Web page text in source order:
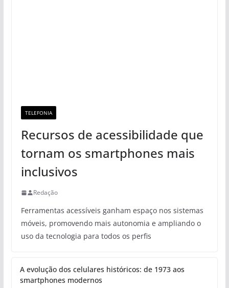
TELEFONIA
Recursos de acessibilidade que
tornam os smartphones mais
inclusivos
Redação
Ferramentas acessíveis ganham espaço nos sistemas
móveis, promovendo mais autonomia e ampliando o
uso da tecnologia para todos os perfis
A evolução dos celulares históricos: de 1973 aos
smartphones modernos